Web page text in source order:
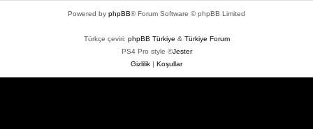
Powered by phpBB® Forum Software © phpBB Limited
Türkçe çeviri: phpBB Türkiye & Türkiye Forum
PS4 Pro style ©Jester
Gizlilik | Koşullar